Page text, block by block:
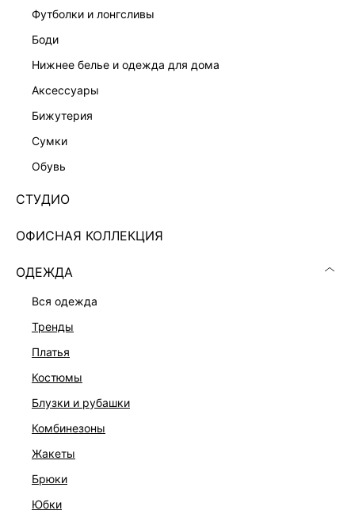
футболки и лонгсливы
боди
нижнее белье и одежда для дома
аксессуары
бижутерия
сумки
обувь
СТУДИО
ОФИСНАЯ КОЛЛЕКЦИЯ
ОДЕЖДА
вся одежда
тренды
платья
костюмы
блузки и рубашки
комбинезоны
жакеты
брюки
юбки
ВОДОЛАЗКА С ШЕРСТЬЮ